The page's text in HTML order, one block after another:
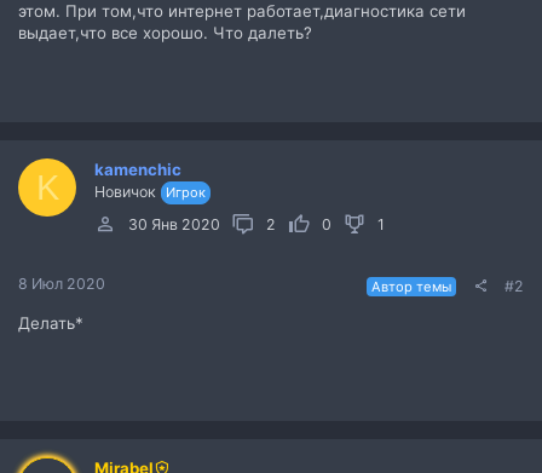
этом. При том,что интернет работает,диагностика сети
выдает,что все хорошо. Что далеть?
K kamenchic
Новичок Игрок
30 Янв 2020 2 0 1
8 Июл 2020 Автор темы #2
Делать*
Mirabel